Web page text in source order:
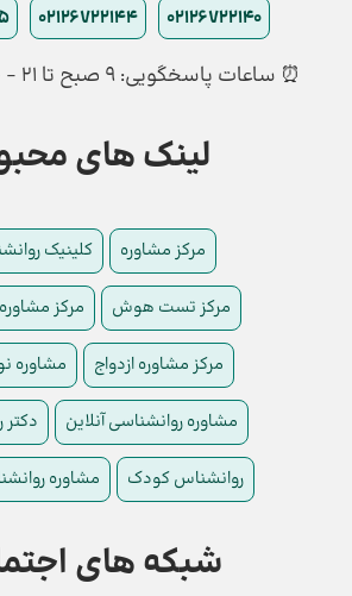
02126722140
02126722144
⏰ ساعات پاسخگویی: ۹ صبح تا ۲۱ - حتی ایام تعطیل
لینک های
مرکز مشاوره کلینیک
مرکز تست هوش مرکز
مرکز مشاوره ازدواج مشاوره
مشاوره روانشناسی آنلاین
روانشناس کودک مشاوره
شبکه های